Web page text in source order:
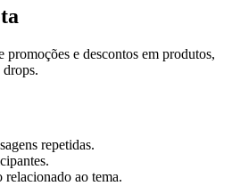
promoções e descontos em produtos,
repetidas.
relacionado ao tema.